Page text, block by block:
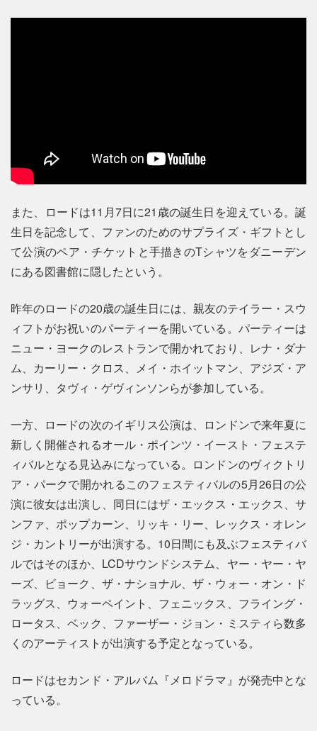
また、ロードは11月7日に21歳の誕生日を迎えている。誕
生日を記念して、ファンのためのサプライズ・ギフトとし
て公演のペア・チケットと手描きのTシャツをダニーデン
にある図書館に隠したという。
昨年のロードの20歳の誕生日には、親友のテイラー・スウ
ィフトがお祝いのパーティーを開いている。パーティーは
ニュー・ヨークのレストランで開かれており、レナ・ダナ
ム、カーリー・クロス、メイ・ホイットマン、アジズ・ア
ンサリ、タヴィ・ゲヴィンソンらが参加している。
一方、ロードの次のイギリス公演は、ロンドンで来年夏に
新しく開催されるオール・ポインツ・イースト・フェステ
ィバルとなる見込みになっている。ロンドンのヴィクトリ
ア・パークで開かれるこのフェスティバルの5月26日の公
演に彼女は出演し、同日にはザ・エックス・エックス、サ
ンファ、ポップカーン、リッキ・リー、レックス・オレン
ジ・カントリーが出演する。10日間にも及ぶフェスティバ
ルではそのほか、LCDサウンドシステム、ヤー・ヤー・ヤ
ーズ、ビョーク、ザ・ナショナル、ザ・ウォー・オン・ド
ラッグス、ウォーペイント、フェニックス、フライング・
ロータス、ベック、ファーザー・ジョン・ミスティら数多
くのアーティストが出演する予定となっている。
ロードはセカンド・アルバム『メロドラマ』が発売中とな
っている。